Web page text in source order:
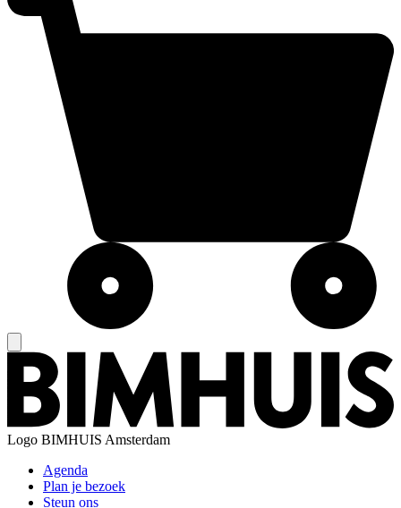
Logo BIMHUIS Amsterdam
Agenda
Plan je bezoek
Steun ons